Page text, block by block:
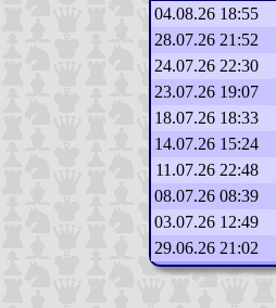
04.08.26 18:55
28.07.26 21:52
24.07.26 22:30
23.07.26 19:07
18.07.26 18:33
14.07.26 15:24
11.07.26 22:48
08.07.26 08:39
03.07.26 12:49
29.06.26 21:02